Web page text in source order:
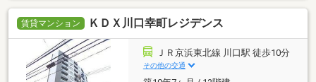
賃貸マンション ＫＤＸ川口幸町レジデンス
ＪＲ京浜東北線 川口駅 徒歩10分
その他の交通